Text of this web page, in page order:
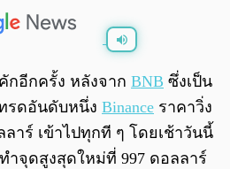
0:00
อีกครั้ง หลังจาก BNB ซึ่งเป็น
รดอันดับหนึ่ง Binance ราคาวิ่ง
ลาร์ เข้าไปทุกที ๆ โดยเช้าวันนี้
ำจุดสูงสุดใหม่ที่ 997 ดอลลาร์